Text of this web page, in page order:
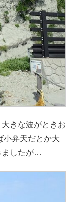
きな波がときお
小弁天だとか大
ましたが…